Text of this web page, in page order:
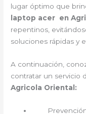
lugar óptimo que
laptop acer en
repentinos,
soluciones rápidas y
A continuación,
contratar un servicio
Agricola Oriental:
Prevención